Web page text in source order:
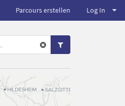
Parcours erstellen Log In